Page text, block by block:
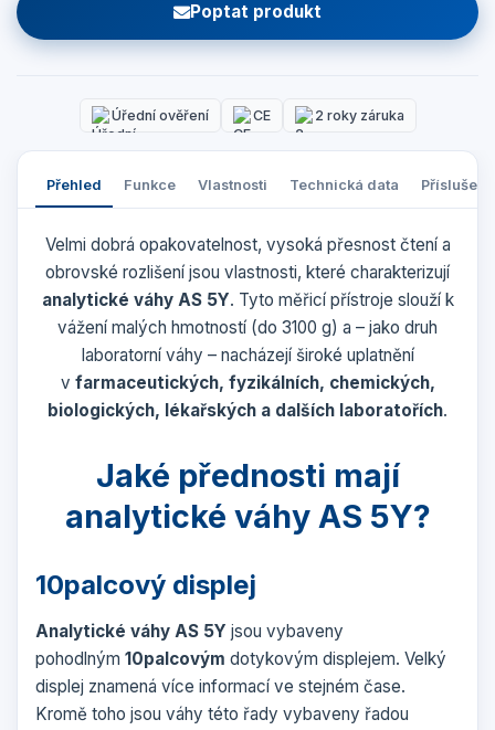
Poptat produkt
Úřední ověření CE 2 roky záruka
Přehled Funkce Vlastnosti Technická data
Velmi dobrá opakovatelnost, vysoká přesnost čtení a
obrovské rozlišení jsou vlastnosti, které charakterizují
analytické váhy AS 5Y. Tyto měřicí přístroje slouží k
vážení malých hmotností (do 3100 g) a – jako druh
laboratorní váhy – nacházejí široké uplatnění
v farmaceutických, fyzikálních, chemických,
biologických, lékařských a dalších laboratořích.
Jaké přednosti mají
analytické váhy AS 5Y?
10palcový displej
Analytické váhy AS 5Y jsou vybaveny
pohodlným 10palcovým dotykovým displejem. Velký
displej znamená více informací ve stejném čase.
Kromě toho jsou váhy této řady vybaveny řadou